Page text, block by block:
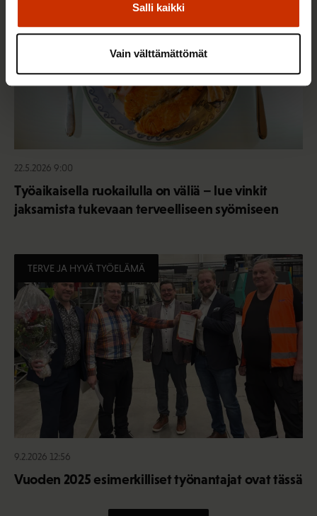
Salli kaikki
Vain välttämättömät
22.5.2026 9:00
Työaikaisella ruokailulla on väliä – lue vinkit
jaksamista tukevaan terveelliseen syömiseen
TERVE JA HYVÄ TYÖELÄMÄ
9.2.2026 12:56
Vuoden 2025 esimerkilliset työnantajat ovat tässä